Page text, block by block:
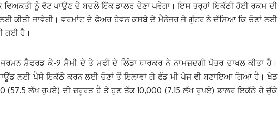
ਨੂੰ ਵੋਟ ਪਾਉਣ ਦੇ ਬਦਲੇ ਇੱਕ ਡਾਲਰ ਦੇਣਾ ਪਵੇਗਾ। ਇਸ ਤਰ੍ਹਾਂ ਇਕੱਠੀ ਹੋਈ ਰਕਮ ਦੀ
ਕੀਤੀ ਜਾਵੇਗੀ। ਵਰਮਾਂਟ ਦੇ ਫੇਅਰ ਹੇਵਨ ਕਸਬੇ ਦੇ ਮੈਨੇਜਰ ਜੋ ਗੁੰਟਰ ਨੇ ਦੱਸਿਆ ਕਿ ਚੋਣਾਂ ਲਈ
ਗਈ ਹੈ।
ਸ਼ੈਫਰਡ ਕੇ-9 ਸੈਮੀ ਦੇ ਤੇ ਮਫੀ ਦੇ ਲਿੰਡਾ ਬਾਰਕਰ ਨੇ ਨਾਮਜ਼ਦਗੀ ਪੱਤਰ ਦਾਖਲ ਕੀਤਾ ਹੈ।
ਲਈ ਪੈਸੇ ਇਕੱਠੇ ਕਰਨ ਲਈ ਚੋਣਾਂ ਤੋਂ ਇਲਾਵਾ ਗੋ ਫੰਡ ਮੀ ਪੇਜ ਵੀ ਬਣਾਇਆ ਗਿਆ ਹੈ। ਖੇਡ
(57.5 ਲੱਖ ਰੁਪਏ) ਦੀ ਜ਼ਰੂਰਤ ਹੈ ਤੇ ਹੁਣ ਤੱਕ 10,000 (7.15 ਲੱਖ ਰੁਪਏ) ਡਾਲਰ ਇਕੱਠੇ ਹੋ ਚੁੱਕੇ